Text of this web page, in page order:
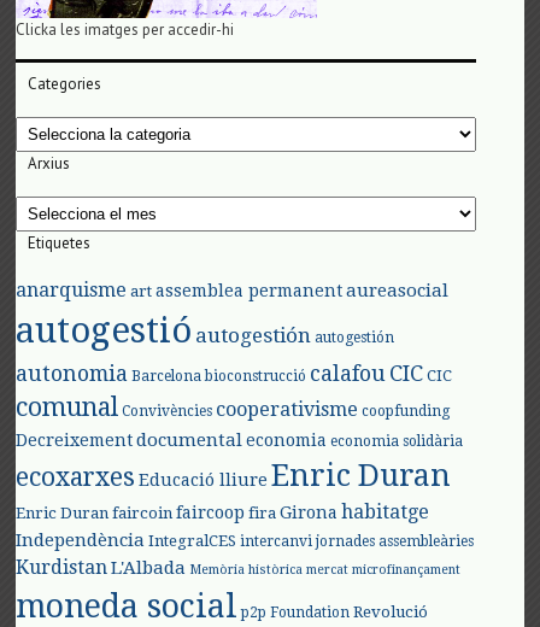
Clicka les imatges per accedir-hi
Categories
Categories
Arxius
Arxius
Etiquetes
anarquisme art assemblea permanent aureasocial
autogestió autogestión autogestión
autonomia Barcelona bioconstrucció calafouCIC CIC
comunal Convivències cooperativisme coopfunding
Decreixement documental economia economia solidària
ecoxarxes Educació lliure Enric Duran
Enric Duran faircoin faircoop fira Girona habitatge
Independència IntegralCES intercanvi jornades assembleàries
KurdistanL'Albada Memòria històrica mercat microfinançament
moneda social p2p Foundation Revolució